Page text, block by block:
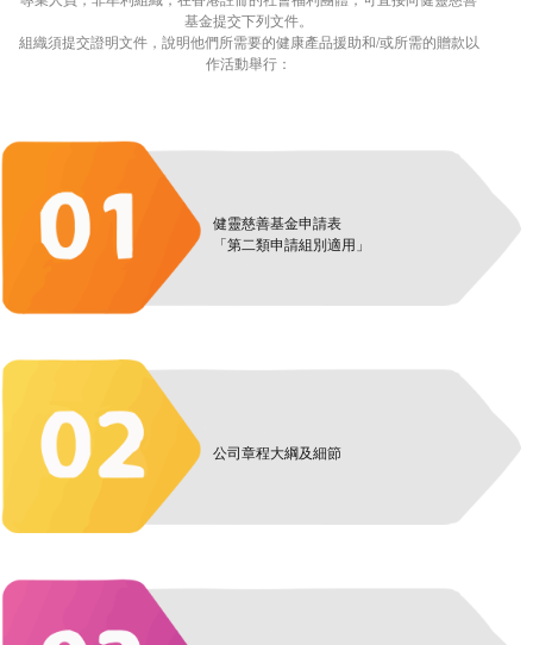
基金提交下列文件。
組織須提交證明文件，說明他們所需要的健康產品援助和/或所需的贈款以
作活動舉行：
健靈慈善基金申請表
「第二類申請組別適用」
公司章程大綱及細節